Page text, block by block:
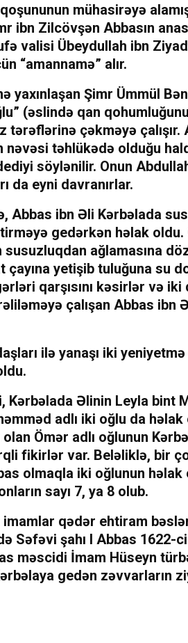
mühasirəyə
ibn Zilcövşən Abbasın
valisi Übeydullah ibn
“amannamə” alır.
yaxınlaşan Şimr Ümmül
(əslində qan
çəkməyə çalışır.
nəvəsi təhlükədə olduğu
söylənilir. Onun
da eyni davranırlar.
Abbas ibn Əli Kərbəlada
gedərkən həlak oldu.
susuzluqdan ağlamasına
çayına yetişib tuluğuna su
qarşısını kəsirlər və iki
çalışan Abbas ibn
ilə yanaşı iki
Kərbəlada Əlinin Leyla bint
adlı iki oğlu da həlak
Ömər adlı oğlunun
fikirlər var. Beləliklə, bir
olmaqla iki oğlunun həlak
sayı 7, ya 8 olub.
qədər ehtiram
Səfəvi şahı I Abbas 1622-
məscidi İmam Hüseyn
gedən zəvvarların